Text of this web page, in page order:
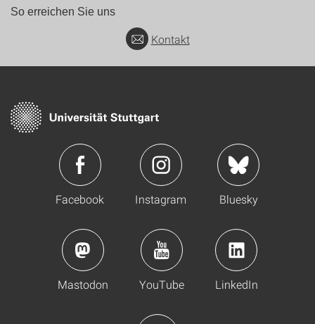
So erreichen Sie uns
Kontakt
Facebook Instagram Bluesky
Mastodon YouTube LinkedIn